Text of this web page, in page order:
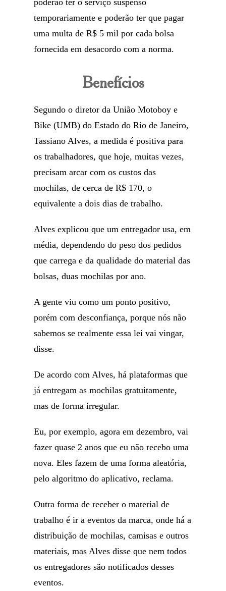
poderão ter o serviço suspenso
temporariamente e poderão ter que pagar
uma multa de R$ 5 mil por cada bolsa
fornecida em desacordo com a norma.
Benefícios
Segundo o diretor da União Motoboy e
Bike (UMB) do Estado do Rio de Janeiro,
Tassiano Alves, a medida é positiva para
os trabalhadores, que hoje, muitas vezes,
precisam arcar com os custos das
mochilas, de cerca de R$ 170, o
equivalente a dois dias de trabalho.
Alves explicou que um entregador usa, em
média, dependendo do peso dos pedidos
que carrega e da qualidade do material das
bolsas, duas mochilas por ano.
A gente viu como um ponto positivo,
porém com desconfiança, porque nós não
sabemos se realmente essa lei vai vingar,
disse.
De acordo com Alves, há plataformas que
já entregam as mochilas gratuitamente,
mas de forma irregular.
Eu, por exemplo, agora em dezembro, vai
fazer quase 2 anos que eu não recebo uma
nova. Eles fazem de uma forma aleatória,
pelo algoritmo do aplicativo, reclama.
Outra forma de receber o material de
trabalho é ir a eventos da marca, onde há a
distribuição de mochilas, camisas e outros
materiais, mas Alves disse que nem todos
os entregadores são notificados desses
eventos.